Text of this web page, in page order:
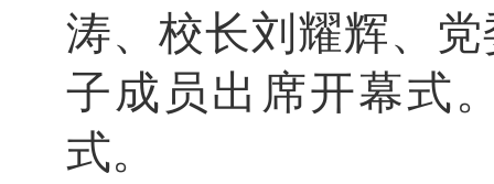
涛、校长刘耀辉、
子成员出席开幕式
式。